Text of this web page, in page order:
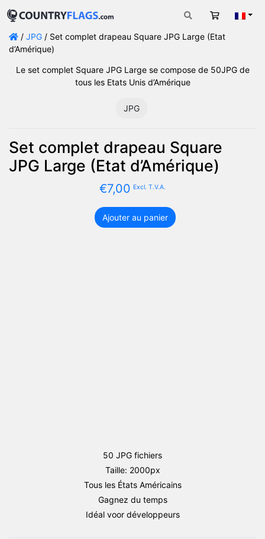
Panier
/ JPG / Set complet drapeau Square JPG Large (Etat
d’Amérique)
Le set complet Square JPG Large se compose de 50JPG de
tous les Etats Unis d’Amérique
JPG
Set complet drapeau Square
JPG Large (Etat d’Amérique)
€7,00 Excl. T.V.A.
quantité
Ajouter au panier
50 JPG fichiers
Taille: 2000px
Tous les États Américains
Gagnez du temps
Idéal voor développeurs